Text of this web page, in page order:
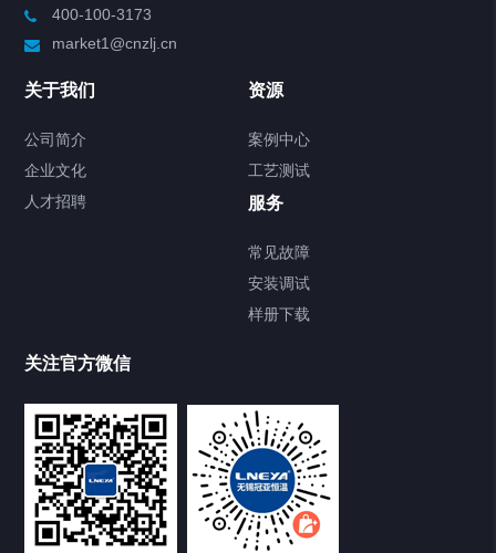
制冷加热动态控温系统
Chiller气体控温系统
Chamber试验箱
TCU温度控制单元
VOCs冷凝回收装置
400-100-3173
market1@cnzlj.cn
关于我们
公司简介
企业文化
人才招聘
资源
案例中心
工艺测试
服务
常见故障
安装调试
样册下载
关注官方微信